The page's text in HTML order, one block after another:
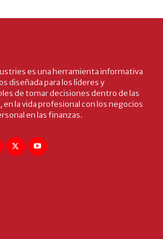
es una herramienta informativa
diseñada para los líderes y
de tomar decisiones dentro de las
en la vida profesional con los negocios
en las finanzas.